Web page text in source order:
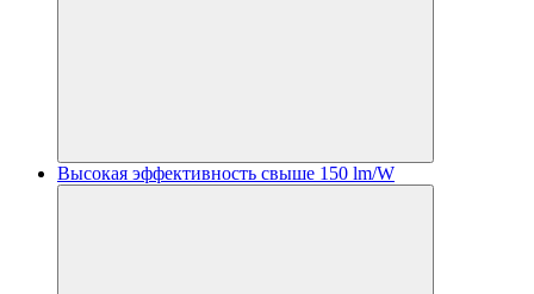
Высокая эффективность свыше 150 lm/W